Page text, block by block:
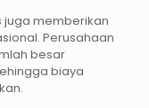
juga memberikan
Perusahaan
besar
biaya